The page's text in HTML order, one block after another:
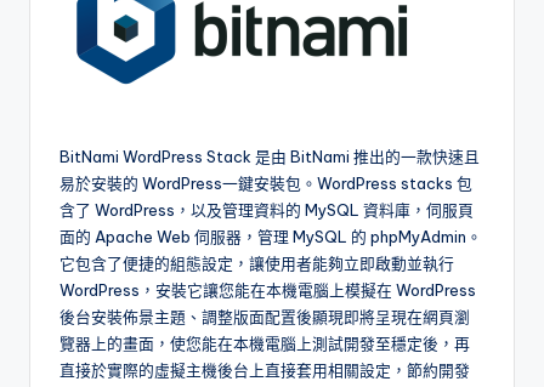
BitNami WordPress Stack 是由 BitNami 推出的一款快速且
易於安裝的 WordPress一鍵安裝包。WordPress stacks 包
含了 WordPress，以及管理資料的 MySQL 資料庫，伺服頁
面的 Apache Web 伺服器，管理 MySQL 的 phpMyAdmin。
它包含了便捷的組態設定，讓使用者能夠立即啟動並執行
WordPress，安裝它讓您能在本機電腦上模擬在 WordPress
後台安裝佈景主題、調整版面配置後顯現即將呈現在網頁瀏
覽器上的畫面，使您能在本機電腦上測試開發至穩定後，再
直接於實際的虛擬主機後台上直接套用相關設定，節約開發